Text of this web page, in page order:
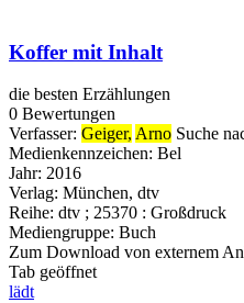
Koffer mit Inhalt
die besten Erzählungen
0 Bewertungen
Verfasser: Geiger, Arno Suche
Medienkennzeichen: Bel
Jahr: 2016
Verlag: München, dtv
Reihe: dtv ; 25370 : Großdruck
Mediengruppe: Buch
Zum Download von externem
Tab geöffnet
lädt